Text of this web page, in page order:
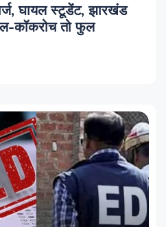
घायल स्टूडेंट, झारखंड
कॉकरोच तो फुल